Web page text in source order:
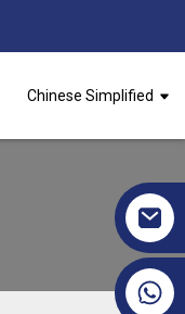
Chinese Simplified